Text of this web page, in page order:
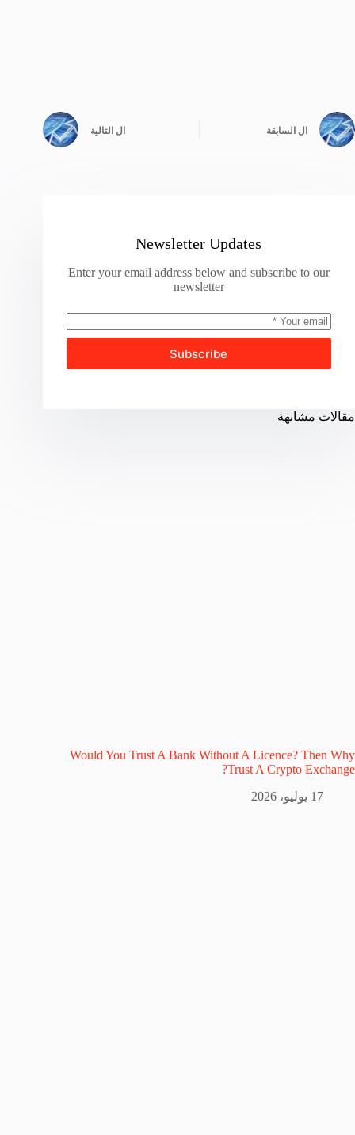
ال السابقة ال التالية
Newsletter Updates
Enter your email address below and subscribe to our
newsletter
Subscribe
مقالات مشابهة
Would You Trust A Bank Without A Licence? Then Why
Trust A Crypto Exchange?
17 يوليو، 2026